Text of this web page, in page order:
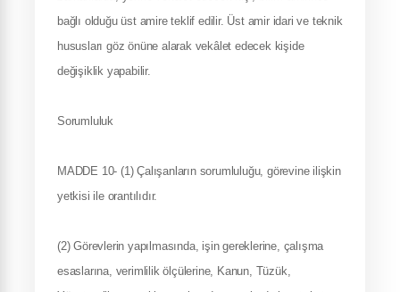
bağlı olduğu üst amire teklif edilir. Üst amir idari ve teknik
hususları göz önüne alarak vekâlet edecek kişide
değişiklik yapabilir.
Sorumluluk
MADDE 10- (1) Çalışanların sorumluluğu, görevine ilişkin
yetkisi ile orantılıdır.
(2) Görevlerin yapılmasında, işin gereklerine, çalışma
esaslarına, verimlilik ölçülerine, Kanun, Tüzük,